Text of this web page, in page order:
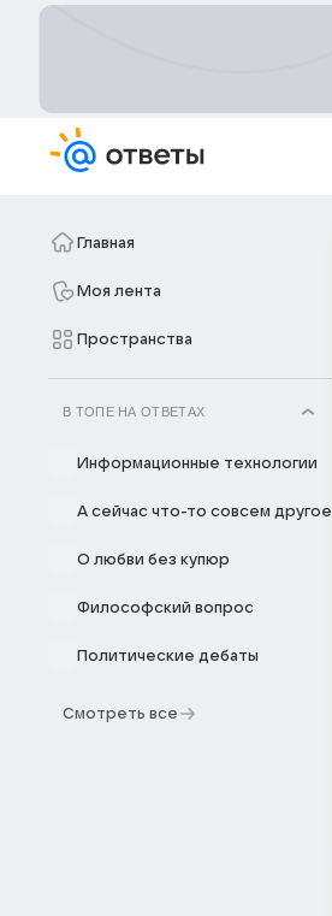
Главная
Моя лента
Пространства
В ТОПЕ НА ОТВЕТАХ
Информационные технологии
А сейчас что-то совсем другое
О любви без купюр
Философский вопрос
Политические дебаты
Смотреть все